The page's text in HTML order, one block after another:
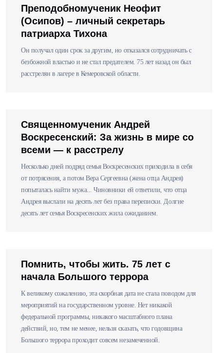
Преподобномученик Неофит
(Осипов) – личный секретарь
патриарха Тихона
Он получал один срок за другим, но отказался сотрудничать с
безбожной властью и не стал предателем. 75 лет назад он был
расстрелян в лагере в Кемеровской области.
Священномученик Андрей
Воскресенский: За жизнь в мире со
всеми — к расстрелу
Несколько дней подряд семья Воскресенских приходила в себя
от потрясения, а потом Вера Сергеевна (жена отца Андрея)
попыталась найти мужа... Чиновники ей ответили, что отца
Андрея выслали на десять лет без права переписки. Долгие
десять лет семья Воскресенских жила ожиданием.
Помнить, чтобы жить. 75 лет с
начала Большого террора
К великому сожалению, эта скорбная дата не стала поводом для
мероприятий на государственном уровне. Нет никакой
федеральной программы, никакого масштабного плана
действий, но, тем не менее, нельзя сказать, что годовщина
Большого террора проходит совсем незамеченной.